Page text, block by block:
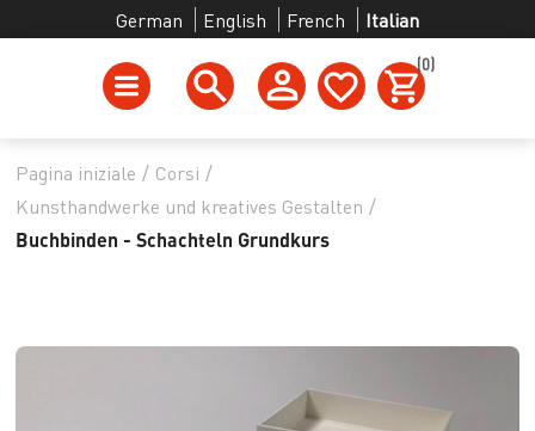
German English French Italian
(0)
Pagina iniziale / Corsi /
Kunsthandwerke und kreatives Gestalten /
Buchbinden - Schachteln Grundkurs